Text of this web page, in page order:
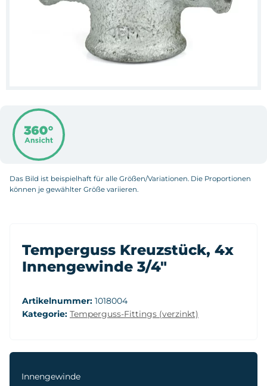
Das Bild ist beispielhaft für alle Größen/Variationen. Die Proportionen
können je gewählter Größe variieren.
Temperguss Kreuzstück, 4x
Innengewinde 3/4"
Artikelnummer: 1018004
Kategorie: Temperguss-Fittings (verzinkt)
Innengewinde